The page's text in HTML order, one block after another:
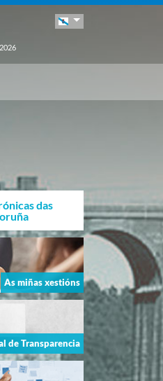
das
As miñas xestións
de Transparencia